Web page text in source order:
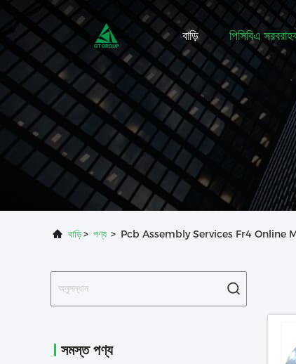
বাড়ি পিসিবিএ
বাড়ি> পণ্য > Pcb Assembly Services Fr4 Online
সমস্ত পণ্য